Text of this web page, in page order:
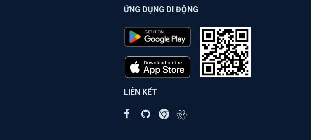
ỨNG DỤNG DI ĐỘNG
LIÊN KẾT